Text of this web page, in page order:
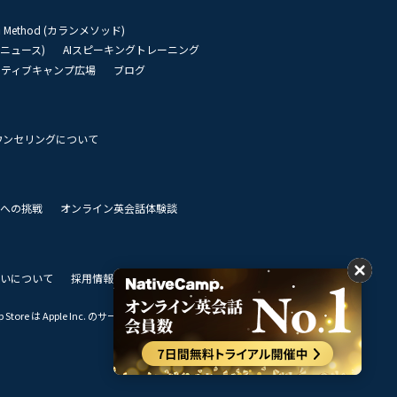
Method (カランメソッド)
ュース)
AIスピーキングトレーニング
ィブキャンプ広場
ブログ
ンセリングについて
の挑戦
オンライン英会話体験談
について 採用情報 私達のビジョン
は Apple Inc. のサービスマークです。